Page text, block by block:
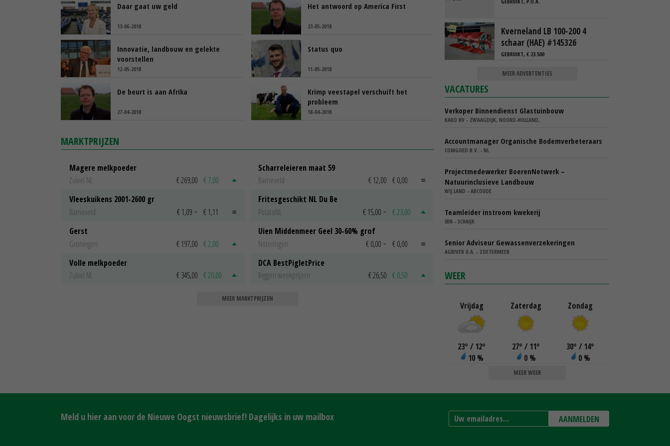
Daar gaat uw geld
13-06-2018
Het antwoord op America First
23-05-2018
Innovatie, landbouw en gelekte
voorstellen
12-05-2018
Status quo
11-05-2018
De beurt is aan Afrika
27-04-2018
Krimp veestapel verschuift het
probleem
18-04-2018
MARKTPRIJZEN
Magere melkpoeder
Zuivel NL
€ 269,00 € 7,00
Vleeskuikens 2001-2600 gr
Barneveld
€ 1,09 ~ € 1,11
Gerst
Groningen
€ 197,00 € 2,00
Volle melkpoeder
Zuivel NL
€ 345,00 € 20,00
Scharreleieren maat 59
Barneveld
€ 12,00 € 0,00
Fritesgeschikt NL Du Be
PotatoNL
€ 15,00 ~ € 23,00
Uien Middenmeer Geel 30-60% grof
Noteringen
€ 0,00 ~ € 0,00
DCA BestPigletPrice
Biggen weekprijzen
€ 26,50 € 0,50
MEER MARKTPRIJZEN
Kverneland LB 100-200 4
schaar (HAE) #145326
GEBRUIKT, € 23.500
MEER ADVERTENTIES
VACATURES
Verkoper Binnendienst Glastuinbouw
KARO BV - ZWAAGDIJK, NOORD-HOLLAND,
Accountmanager Organische Bodemverbeteraars
COMGOED B.V. - NL
Projectmedewerker BoerenNetwerk –
Natuurinclusieve Landbouw
WIJ.LAND - ABCOUDE
Teamleider instroom kwekerij
IBN - SCHAIJK
Senior Adviseur Gewassenverzekeringen
AGRIVER U.A. - ZOETERMEER
WEER
Vrijdag
23° / 12°
10 %
Zaterdag
27° / 11°
0 %
Zondag
30° / 14°
0 %
MEER WEER
Meld u hier aan voor de Nieuwe Oogst nieuwsbrief! Dagelijks in uw mailbox AANMELDEN